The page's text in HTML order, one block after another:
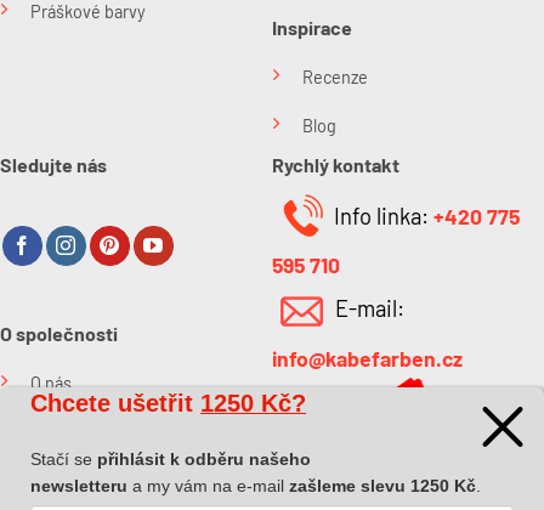
Práškové barvy
Inspirace
Recenze
Blog
Sledujte nás
O společnosti
O nás
Rychlý kontakt
Info linka: +420 775
595 710
E-mail:
info@kabefarben.cz
Chcete ušetřit 1250 Kč?
Stačí se přihlásit k odběru našeho
newsletteru a my vám na e-mail zašleme slevu 1250 Kč